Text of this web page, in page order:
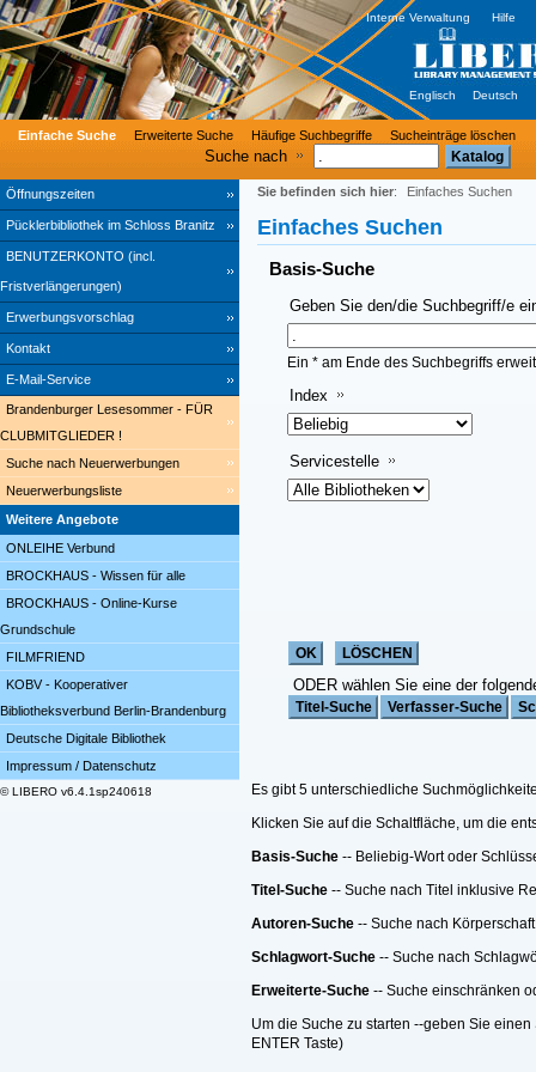
Öffnungszeiten
Pücklerbibliothek im Schloss Branitz
BENUTZERKONTO (incl.
Fristverlängerungen)
Erwerbungsvorschlag
Kontakt
E-Mail-Service
Einfache Suche Erweiterte Suche Häufige Suchbegriffe Sucheinträge löschen
Interne Verwaltung Hilfe
Englisch Deutsch
Brandenburger Lesesommer - FÜR
CLUBMITGLIEDER !
Suche nach Neuerwerbungen
Neuerwerbungsliste
Weitere Angebote
ONLEIHE Verbund
BROCKHAUS - Wissen für alle
BROCKHAUS - Online-Kurse
Grundschule
FILMFRIEND
KOBV - Kooperativer
Bibliotheksverbund Berlin-Brandenburg
Deutsche Digitale Bibliothek
Impressum / Datenschutz
© LIBERO v6.4.1sp240618
Sie befinden sich hier: Einfaches Suchen
Einfaches Suchen
Basis-Suche
Servicestelle
Geben Sie den/die Suchbegriff/e
Index
Ein * am Ende des Suchbegriffs
ODER wählen Sie eine der
Es gibt 5 unterschiedliche
Klicken Sie auf die Schaltfläche, um die
Basis-Suche -- Beliebig-Wort oder
Titel-Suche -- Suche nach Titel inklusive
Autoren-Suche -- Suche nach
Schlagwort-Suche -- Suche nach
Erweiterte-Suche -- Suche einschränken
Um die Suche zu starten --geben Sie
ENTER Taste)
Suche nach